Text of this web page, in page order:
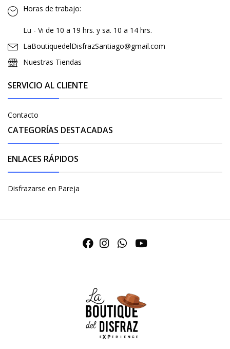
Horas de trabajo:
Lu - Vi de 10 a 19 hrs. y sa. 10 a 14 hrs.
LaBoutiquedelDisfrazSantiago@gmail.com
Nuestras Tiendas
SERVICIO AL CLIENTE
Contacto
CATEGORÍAS DESTACADAS
ENLACES RÁPIDOS
Disfrazarse en Pareja